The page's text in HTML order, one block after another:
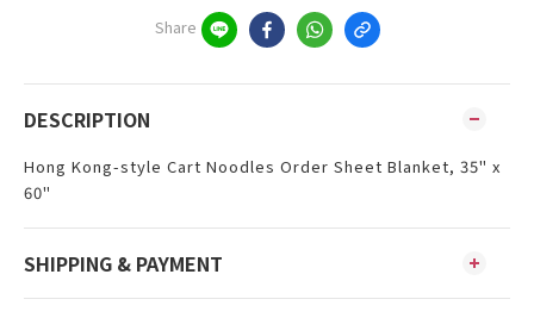
Share
DESCRIPTION
Hong Kong-style Cart Noodles Order Sheet Blanket, 35" x
60"
SHIPPING & PAYMENT